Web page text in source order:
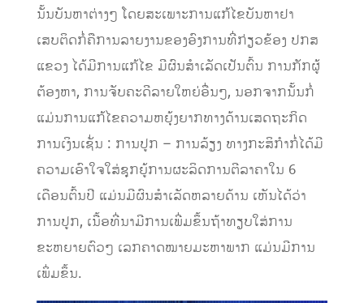
ນັ້ນບັນຫາຕ່າງໆ ໂດຍສະເພາະການແກ້ໄຂບັນຫາຢາ
ເສບຕິດກໍ່ຄືການລາຍງານຂອງອົງການທີ່ກ່ຽວຂ້ອງ ປກສ
ແຂວງ ໄດ້ມີການແກ້ໄຂ ມີຜົນສຳເລັດເປັນຕົ້ນ ການກັກຜູ້
ຕ້ອງຫາ, ການຈັບຄະດີລາຍໃຫຍ່ອື່ນໆ, ນອກຈາກນັ້ນກໍ່
ແມ່ນການແກ້ໄຂຄວາມຫຍຸ້ງຍາກທາງດ້ານເສດຖະກິດ
ການເງິນເຊັ່ນ : ການປູກ – ການລ້ຽງ ທາງກະສິກຳກໍ່ໄດ້ມີ
ຄວາມເອົາໃຈໃສ່ຊຸກຍູ້ການຜະລິດການຕີລາຄາໃນ 6
ເດືອນຕົ້ນປີ ແມ່ນມີຜົນສຳເລັດຫລາຍດ້ານ ເຫັນໄດ້ວ່າ
ການປູກ, ເນື້ອທີ່ນາມີການເພີ່ມຂຶ້ນຖ້າທຽບໃສ່ການ
ຂະຫຍາຍຕົວໆ ເລກຄາດໝາຍມະຫາພາກ ແມ່ນມີການ
ເພິ່ມຂຶ້ນ.